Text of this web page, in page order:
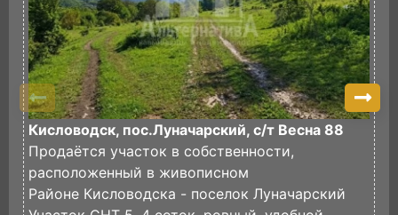
Кисловодск, пос.Луначарский, с/т Весна 88
Продаётся участок в собственности,
расположенный в живописном
Районе Кисловодска - поселок Луначарский